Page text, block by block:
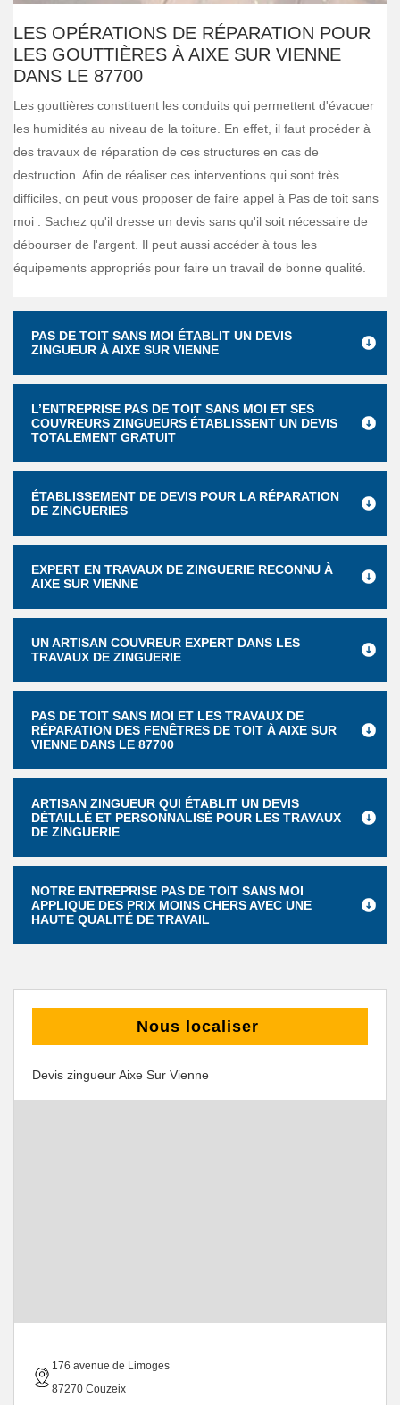
LES OPÉRATIONS DE RÉPARATION POUR
LES GOUTTIÈRES À AIXE SUR VIENNE
DANS LE 87700
Les gouttières constituent les conduits qui permettent d'évacuer
les humidités au niveau de la toiture. En effet, il faut procéder à
des travaux de réparation de ces structures en cas de
destruction. Afin de réaliser ces interventions qui sont très
difficiles, on peut vous proposer de faire appel à Pas de toit sans
moi . Sachez qu'il dresse un devis sans qu'il soit nécessaire de
débourser de l'argent. Il peut aussi accéder à tous les
équipements appropriés pour faire un travail de bonne qualité.
PAS DE TOIT SANS MOI ÉTABLIT UN DEVIS
ZINGUEUR À AIXE SUR VIENNE
L’ENTREPRISE PAS DE TOIT SANS MOI ET SES
COUVREURS ZINGUEURS ÉTABLISSENT UN DEVIS
TOTALEMENT GRATUIT
ÉTABLISSEMENT DE DEVIS POUR LA RÉPARATION
DE ZINGUERIES
EXPERT EN TRAVAUX DE ZINGUERIE RECONNU À
AIXE SUR VIENNE
UN ARTISAN COUVREUR EXPERT DANS LES
TRAVAUX DE ZINGUERIE
PAS DE TOIT SANS MOI ET LES TRAVAUX DE
RÉPARATION DES FENÊTRES DE TOIT À AIXE SUR
VIENNE DANS LE 87700
ARTISAN ZINGUEUR QUI ÉTABLIT UN DEVIS
DÉTAILLÉ ET PERSONNALISÉ POUR LES TRAVAUX
DE ZINGUERIE
NOTRE ENTREPRISE PAS DE TOIT SANS MOI
APPLIQUE DES PRIX MOINS CHERS AVEC UNE
HAUTE QUALITÉ DE TRAVAIL
Nous localiser
Devis zingueur Aixe Sur Vienne
176 avenue de Limoges
87270 Couzeix